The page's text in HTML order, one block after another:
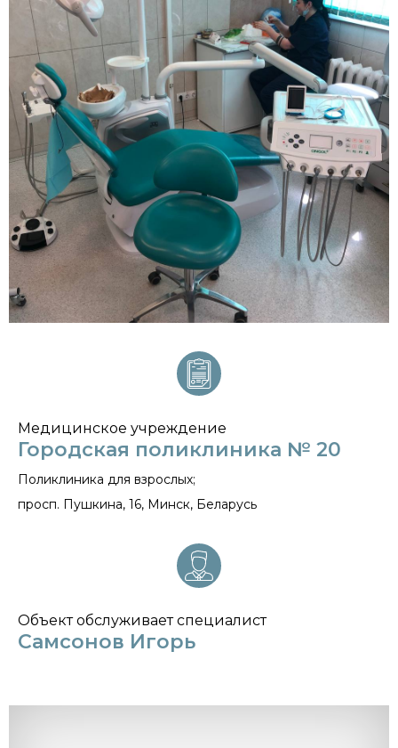
Медицинское учреждение
Городская поликлиника № 20
Поликлиника для взрослых;
просп. Пушкина, 16, Минск, Беларусь
Объект обслуживает специалист
Самсонов Игорь